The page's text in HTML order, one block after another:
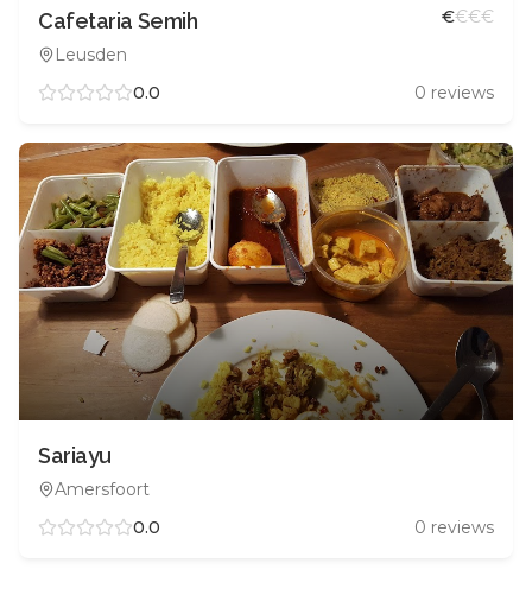
Cafetaria Semih
Leusden
€€€€
0.0 0 reviews
Sariayu
Amersfoort
0.0
0 reviews